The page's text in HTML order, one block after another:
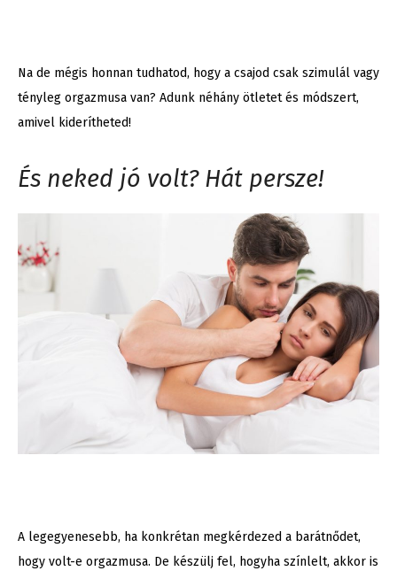
Na de mégis honnan tudhatod, hogy a csajod csak szimulál vagy
tényleg orgazmusa van? Adunk néhány ötletet és módszert,
amivel kiderítheted!
És neked jó volt? Hát persze!
A legegyenesebb, ha konkrétan megkérdezed a barátnődet,
hogy volt-e orgazmusa. De készülj fel, hogyha színlelt, akkor is